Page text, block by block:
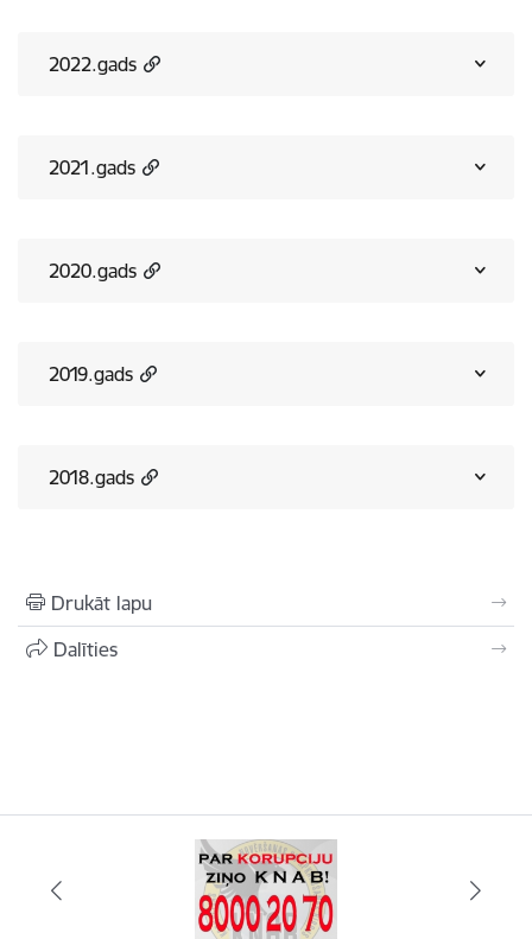
2022.gads
2021.gads
2020.gads
2019.gads
2018.gads
Drukāt lapu
Dalīties